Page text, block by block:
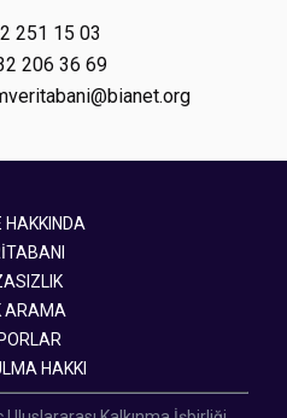
251 15 03
206 36 69
HAKKINDA
ARAMA
HAKKI